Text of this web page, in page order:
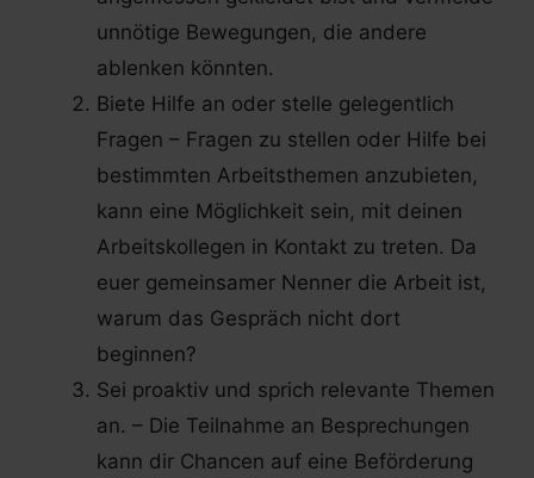
unnötige Bewegungen, die andere
ablenken könnten.
Biete Hilfe an oder stelle gelegentlich
Fragen – Fragen zu stellen oder Hilfe bei
bestimmten Arbeitsthemen anzubieten,
kann eine Möglichkeit sein, mit deinen
Arbeitskollegen in Kontakt zu treten. Da
euer gemeinsamer Nenner die Arbeit ist,
warum das Gespräch nicht dort
beginnen?
Sei proaktiv und sprich relevante Themen
an. – Die Teilnahme an Besprechungen
kann dir Chancen auf eine Beförderung